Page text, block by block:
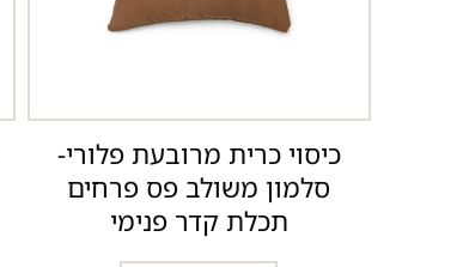
כיסוי כרית מרובעת פלורי-
סלמון משולב פס פרחים
תכלת קדר פנימי